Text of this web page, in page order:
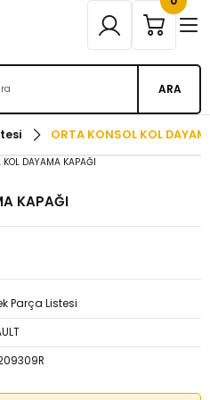
ARA
ORTA KONSOL KOL
KAPAĞI
Parça Listesi